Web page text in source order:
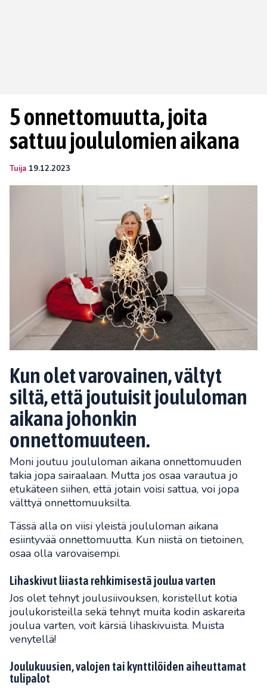
5 onnettomuutta, joita
sattuu joululomien aikana
Tuija 19.12.2023
Kun olet varovainen, vältyt
siltä, että joutuisit joululoman
aikana johonkin
onnettomuuteen.
Moni joutuu joululoman aikana onnettomuuden
takia jopa sairaalaan. Mutta jos osaa varautua jo
etukäteen siihen, että jotain voisi sattua, voi jopa
välttyä onnettomuuksilta.
Tässä alla on viisi yleistä joululoman aikana
esiintyvää onnettomuutta. Kun niistä on tietoinen,
osaa olla varovaisempi.
Lihaskivut liiasta rehkimisestä joulua varten
Jos olet tehnyt joulusiivouksen, koristellut kotia
joulukoristeilla sekä tehnyt muita kodin askareita
joulua varten, voit kärsiä lihaskivuista. Muista
venytellä!
Joulukuusien, valojen tai kynttilöiden aiheuttamat
tulipalot